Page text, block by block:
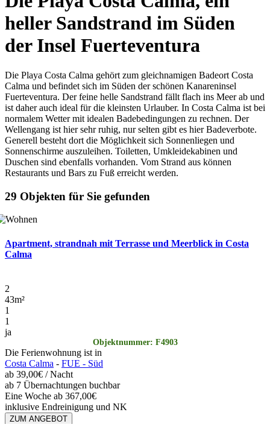
heller Sandstrand im Süden
der Insel Fuerteventura
Die Playa Costa Calma gehört zum gleichnamigen Badeort Costa
Calma und befindet sich im Süden der schönen Kanareninsel
Fuerteventura. Der feine helle Sandstrand fällt flach ins Meer ab und
ist daher auch ideal für die kleinsten Urlauber. In Costa Calma ist bei
normalem Wetter mit idealen Badebedingungen zu rechnen. Der
Wellengang ist hier sehr ruhig, nur selten gibt es hier Badeverbote.
Generell besteht dort die Möglichkeit sich Sonnenliegen und
Sonnenschirme auszuleihen. Toiletten, Umkleidekabinen und
Duschen sind ebenfalls vorhanden. Vom Strand aus können
Restaurants und Bars zu Fuß erreicht werden.
29 Objekten für Sie gefunden
Apartment, strandnah mit Terrasse und Meerblick in Costa
Calma
2
43m²
1
1
ja
Objektnummer: F4903
Die Ferienwohnung ist in
Costa Calma - FUE - Süd
ab 39,00€ / Nacht
ab 7 Übernachtungen buchbar
Eine Woche ab 367,00€
inklusive Endreinigung und NK
ZUM ANGEBOT